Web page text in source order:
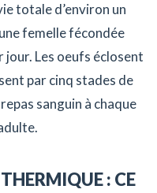
totale d’environ un
femelle fécondée
jour. Les oeufs éclosent
par cinq stades de
sanguin à chaque
: CE